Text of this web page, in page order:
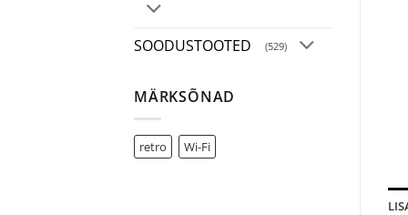
SOODUSTOOTED (529)
MÄRKSÕNAD
retro Wi-Fi